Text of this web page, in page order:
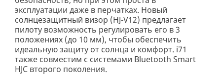
эксплуатации даже в перчатках. Новый
солнцезащитный визор (HJ-V12) предлагает
пилоту возможность регулировать его в 3
положениях (до 10 мм), чтобы обеспечить
идеальную защиту от солнца и комфорт. i71
также совместим с системами Bluetooth Smart
HJC второго поколения.